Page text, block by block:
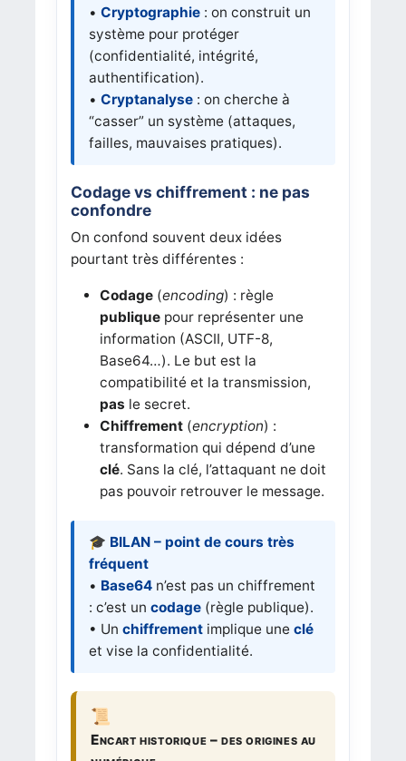
• Cryptographie: on construit un
système pour protéger
(confidentialité, intégrité,
authentification).
• Cryptanalyse: on cherche à
“casser” un système (attaques,
failles, mauvaises pratiques).
Codage vs chiffrement : ne pas
confondre
On confond souvent deux idées
pourtant très différentes :
Codage(encoding) : règle
publiquepour représenter une
information (ASCII, UTF-8,
Base64…). Le but est la
compatibilité et la transmission,
pas le secret.
Chiffrement(encryption) :
transformation qui dépend d’une
clé. Sans la clé, l’attaquant ne doit
pas pouvoir retrouver le message.
🎓 BILAN – point de cours très
fréquent
• Base64n’est pas un chiffrement
: c’est un codage(règle publique).
• Un chiffrementimplique une clé
et vise la confidentialité.
Encart historique – des origines au